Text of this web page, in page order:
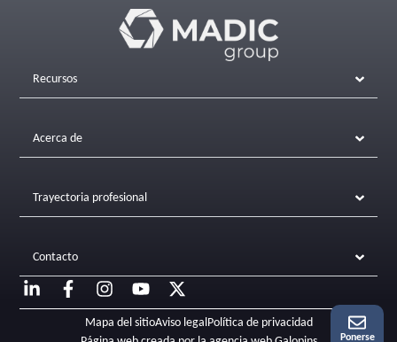
Ponerse
Recursos
Acerca de
Trayectoria profesional
Contacto
Mapa del sitioAviso legal Política de privacidad